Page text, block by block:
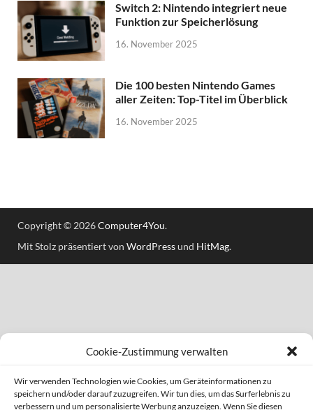
Cookie-Zustimmung verwalten
Wir verwenden Technologien wie Cookies, um Geräteinformationen zu
speichern und/oder darauf zuzugreifen. Wir tun dies, um das Surferlebnis zu
verbessern und um personalisierte Werbung anzuzeigen. Wenn Sie diesen
Switch 2: Nintendo integriert neue
Funktion zur Speicherlösung
16. November 2025
Die 100 besten Nintendo Games
aller Zeiten: Top-Titel im Überblick
16. November 2025
Copyright © 2026Computer4You.
Mit Stolz präsentiert von WordPressund HitMag.